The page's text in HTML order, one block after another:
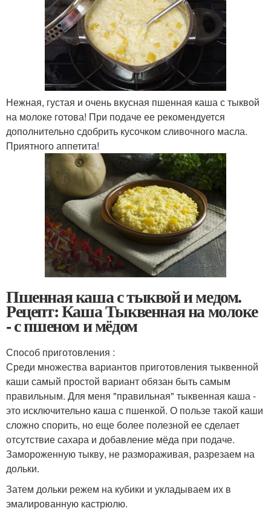
Нежная, густая и очень вкусная пшенная каша с тыквой
на молоке готова! При подаче ее рекомендуется
дополнительно сдобрить кусочком сливочного масла.
Приятного аппетита!
Пшенная каша с тыквой и медом.
Рецепт: Каша Тыквенная на молоке
- с пшеном и мёдом
Способ приготовления :
Среди множества вариантов приготовления тыквенной
каши самый простой вариант обязан быть самым
правильным. Для меня "правильная" тыквенная каша -
это исключительно каша с пшенкой. О пользе такой каши
сложно спорить, но еще более полезной ее сделает
отсутствие сахара и добавление мёда при подаче.
Замороженную тыкву, не размораживая, разрезаем на
дольки.
Затем дольки режем на кубики и укладываем их в
эмалированную кастрюлю.